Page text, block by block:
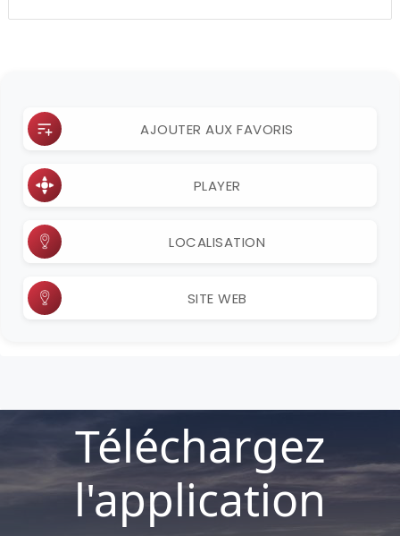
AJOUTER AUX FAVORIS
PLAYER
LOCALISATION
SITE WEB
Téléchargez
l'application